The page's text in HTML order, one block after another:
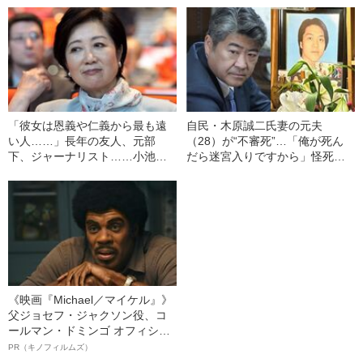
「彼女は恩義や仁義から最も遠
い人……」長年の友人、元部
下、ジャーナリスト……小池百
緊急座談会を開催
自民・木原誠二氏妻の元夫
（28）が“不審死”…「俺が死ん
だら迷宮入りですから」怪死現
《映画『Michael／マイケル』》
父ジョセフ・ジャクソン役、コ
ールマン・ドミンゴ オフィシャ
ルインタビュー“観客を魅了した
PR（キノフィルムズ）